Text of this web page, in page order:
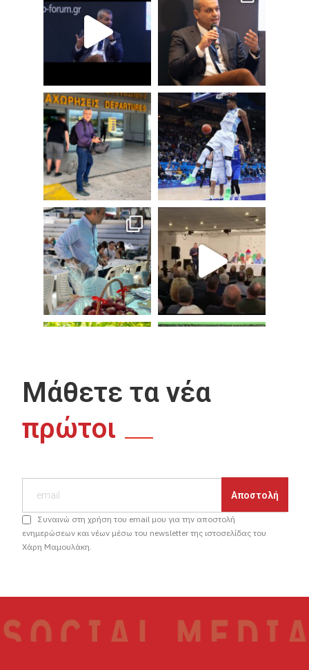
Μάθετε τα νέα
πρώτοι
Συναινώ στη χρήση του email μου για την αποστολή
ενημερώσεων και νέων μέσω του newsletter της ιστοσελίδας του
Χάρη Μαμουλάκη.